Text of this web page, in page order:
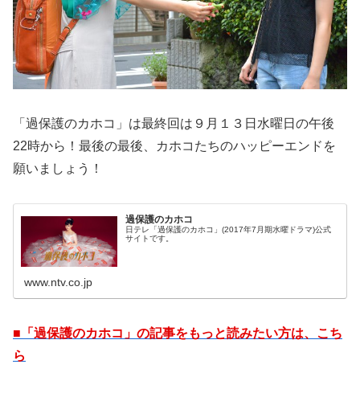
「過保護のカホコ」は最終回は９月１３日水曜日の午後
22時から！最後の最後、カホコたちのハッピーエンドを
願いましょう！
過保護のカホコ
日テレ「過保護のカホコ」(2017年7月期水曜ドラマ)公式
サイトです。
www.ntv.co.jp
■「過保護のカホコ」の記事をもっと読みたい方は、こち
ら